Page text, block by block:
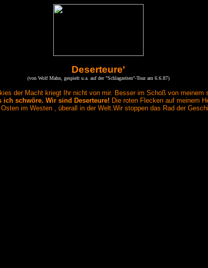
Deserteure'
(von Wolf Mahn, gespielt u.a. auf der "Schlagzeiten"-Tour am 6.6.87)
der Macht kriegt Ihr nicht von mir. Besser im Schoß von
schwöre. Wir sind Deserteure! Die roten Flecken auf meinem
im Westen , überall in der Welt.Wir stoppen das Rad der